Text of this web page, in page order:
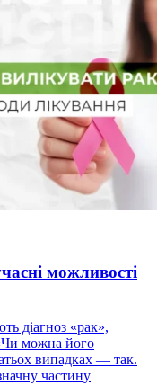
можливості
діагноз «рак»,
можна його
випадках — так.
частину